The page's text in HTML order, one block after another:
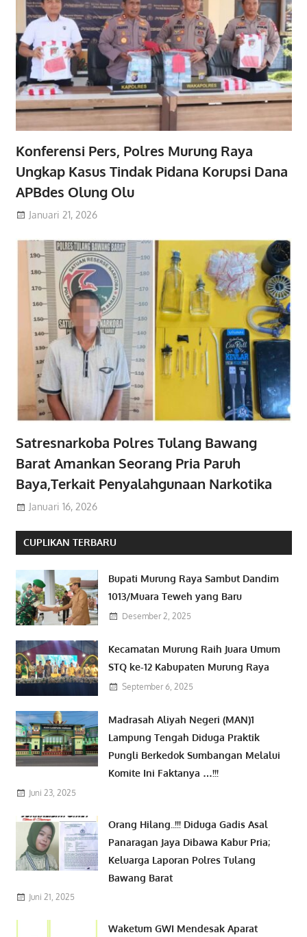
Konferensi Pers, Polres Murung Raya
Ungkap Kasus Tindak Pidana Korupsi Dana
APBdes Olung Olu
Januari 21, 2026
Satresnarkoba Polres Tulang Bawang
Barat Amankan Seorang Pria Paruh
Baya,Terkait Penyalahgunaan Narkotika
Januari 16, 2026
CUPLIKAN TERBARU
Bupati Murung Raya Sambut Dandim
1013/Muara Teweh yang Baru
Desember 2, 2025
Kecamatan Murung Raih Juara Umum
STQ ke-12 Kabupaten Murung Raya
September 6, 2025
Madrasah Aliyah Negeri (MAN)1
Lampung Tengah Diduga Praktik
Pungli Berkedok Sumbangan Melalui
Komite Ini Faktanya …!!!
Juni 23, 2025
Orang Hilang..!!! Diduga Gadis Asal
Panaragan Jaya Dibawa Kabur Pria;
Keluarga Laporan Polres Tulang
Bawang Barat
Juni 21, 2025
Waketum GWI Mendesak Aparat